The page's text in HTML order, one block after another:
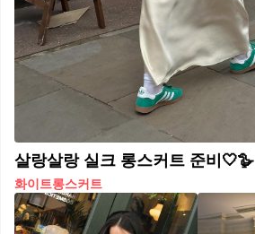
살랑살랑 실크 롱스커트 준비🤍🪿
화이트롱스커트